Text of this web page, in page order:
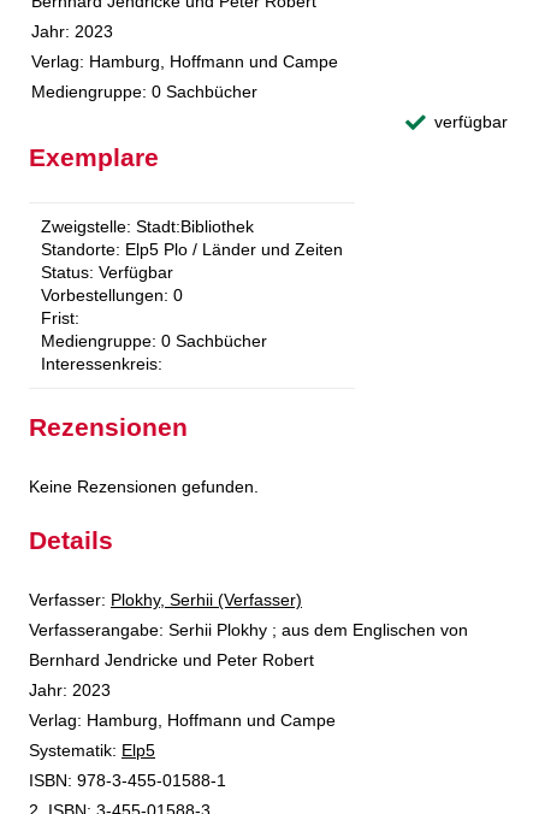
Jahr: 2023
Verlag: Hamburg, Hoffmann und Campe
Mediengruppe: 0 Sachbücher
verfügbar
Exemplare
Zweigstelle: Stadt:Bibliothek
Standorte: Elp5 Plo / Länder und Zeiten
Status: Verfügbar
Vorbestellungen: 0
Frist:
Mediengruppe: 0 Sachbücher
Interessenkreis:
Rezensionen
Keine Rezensionen gefunden.
Details
Verfasser: Suche nach diesem Verfasser
Plokhy, Serhii (Verfasser)
Verfasserangabe: Serhii Plokhy ; aus dem Englischen von
Bernhard Jendricke und Peter Robert
Jahr: 2023
Verlag: Hamburg, Hoffmann und Campe
opens in new tab
Diesen Link in neuem Tab öffnen
Systematik: Suche nach dieser Systematik
Elp5
Suche nach diesem Interessenskreis
ISBN: 978-3-455-01588-1